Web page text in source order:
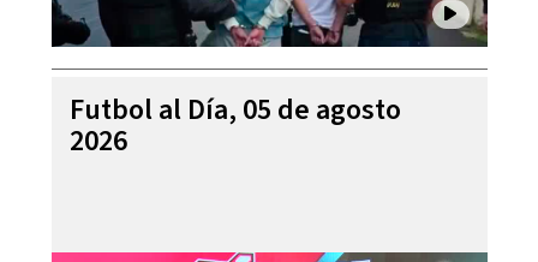
Futbol al Día, 05 de agosto
2026